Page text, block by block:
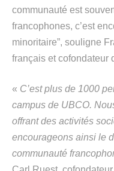
communauté est
francophones, c’est
minoritaire”, souligne
français et cofondateur
« C’est plus de 1000
campus de UBCO.
offrant des activités
encourageons ainsi le
communauté